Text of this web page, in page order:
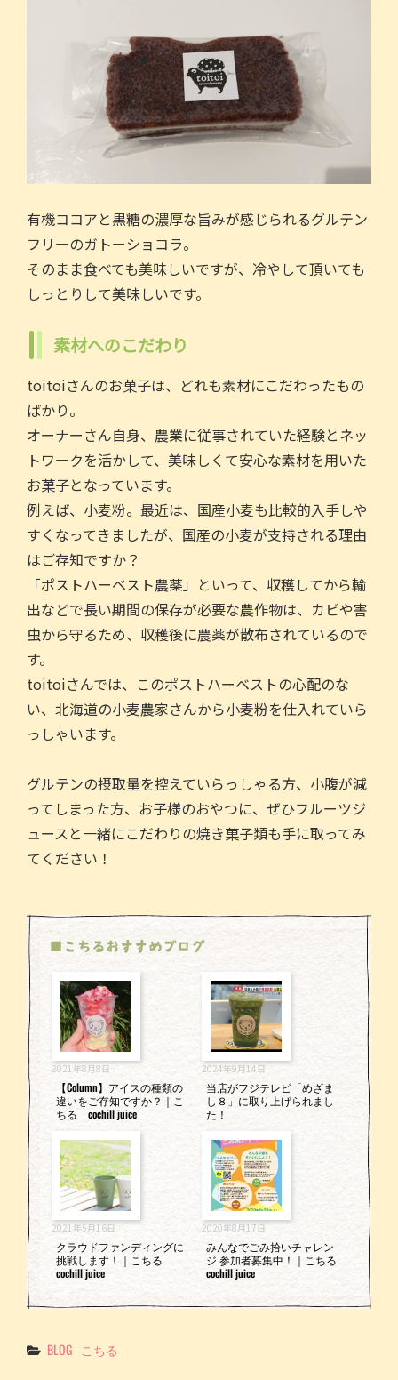
有機ココアと黒糖の濃厚な旨みが感じられるグルテン
フリーのガトーショコラ。
そのまま食べても美味しいですが、冷やして頂いても
しっとりして美味しいです。
素材へのこだわり
toitoiさんのお菓子は、どれも素材にこだわったもの
ばかり。
オーナーさん自身、農業に従事されていた経験とネッ
トワークを活かして、美味しくて安心な素材を用いた
お菓子となっています。
例えば、小麦粉。最近は、国産小麦も比較的入手しや
すくなってきましたが、国産の小麦が支持される理由
はご存知ですか？
「ポストハーベスト農薬」といって、収穫してから輸
出などで長い期間の保存が必要な農作物は、カビや害
虫から守るため、収穫後に農薬が散布されているので
す。
toitoiさんでは、このポストハーベストの心配のな
い、北海道の小麦農家さんから小麦粉を仕入れていら
っしゃいます。
グルテンの摂取量を控えていらっしゃる方、小腹が減
ってしまった方、お子様のおやつに、ぜひフルーツジ
ュースと一緒にこだわりの焼き菓子類も手に取ってみ
てください！
■こちるおすすめブログ
2021年8月8日
【Column】アイスの種類の
違いをご存知ですか？｜こ
ちる cochill juice
2024年9月14日
当店がフジテレビ「めざま
し８」に取り上げられまし
た！
2021年5月16日
クラウドファンディングに
挑戦します！｜こちる
cochill juice
2020年8月17日
みんなでごみ拾いチャレン
ジ 参加者募集中！｜こちる
cochill juice
Categories
BLOG こちる